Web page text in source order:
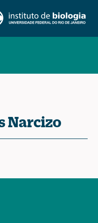
EN ES PT
Narcizo